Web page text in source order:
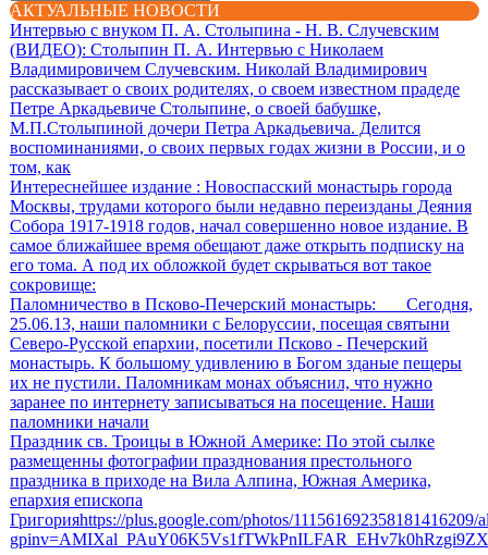
АКТУАЛЬНЫЕ НОВОСТИ
Интервью с внуком П. А. Столыпина - Н. В. Случевским
(ВИДЕО): Столыпин П. А. Интервью с Николаем
Владимировичем Случевским. Николай Владимирович
рассказывает о своих родителях, о своем известном прадеде
Петре Аркадьевиче Столыпине, о своей бабушке,
М.П.Столыпиной дочери Петра Аркадьевича. Делится
воспоминаниями, о своих первых годах жизни в России, и о
том, как
Интереснейшее издание : Новоспасский монастырь города
Москвы, трудами которого были недавно переизданы Деяния
Собора 1917-1918 годов, начал совершенно новое издание. В
самое ближайшее время обещают даже открыть подписку на
его тома. А под их обложкой будет скрываться вот такое
сокровище:
Паломничество в Псково-Печерский монастырь: Сегодня,
25.06.13, наши паломники с Белоруссии, посещая святыни
Северо-Русской епархии, посетили Псково - Печерский
монастырь. К большому удивлению в Богом зданые пещеры
их не пустили. Паломникам монах объяснил, что нужно
заранее по интернету записываться на посещение. Наши
паломники начали
Праздник св. Троицы в Южной Америке: По этой сылке
размещенны фотографии празднования престольного
праздника в приходе на Вила Алпина, Южная Америка,
епархия епископа
Григорияhttps://plus.google.com/photos/111561692358181416209/